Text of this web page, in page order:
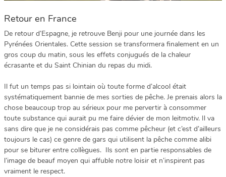
Retour en France
De retour d’Espagne, je retrouve Benji pour une journée dans les
Pyrénées Orientales. Cette session se transformera finalement en un
gros coup du matin, sous les effets conjugués de la chaleur
écrasante et du Saint Chinian du repas du midi.
Il fut un temps pas si lointain où toute forme d’alcool était
systématiquement bannie de mes sorties de pêche. Je prenais alors la
chose beaucoup trop au sérieux pour me pervertir à consommer
toute substance qui aurait pu me faire dévier de mon leitmotiv. Il va
sans dire que je ne considérais pas comme pêcheur (et c’est d’ailleurs
toujours le cas) ce genre de gars qui utilisent la pêche comme alibi
pour se biturer entre collègues. Ils sont en partie responsables de
l’image de beauf moyen qui affuble notre loisir et n’inspirent pas
vraiment le respect.